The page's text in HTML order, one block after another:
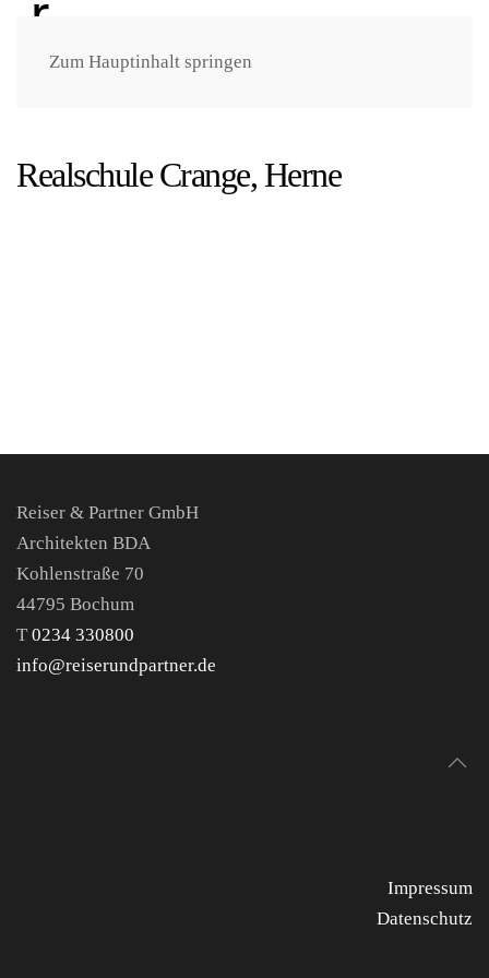
Zum Hauptinhalt springen
Realschule Crange, Herne
Reiser & Partner GmbH
Architekten BDA
Kohlenstraße 70
44795 Bochum
T 0234 330800
info@reiserundpartner.de
Impressum
Datenschutz